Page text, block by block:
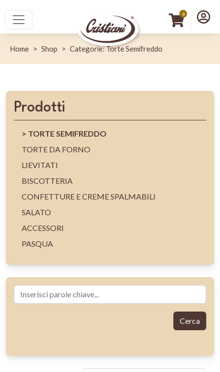
Menù
0
Home Shop Categorie: Torte Semifreddo
Prodotti
TORTE SEMIFREDDO
TORTE DA FORNO
LIEVITATI
BISCOTTERIA
CONFETTURE E CREME SPALMABILI
SALATO
ACCESSORI
PASQUA
Cerca